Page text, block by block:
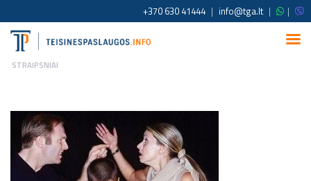
+370 630 41444 | info@tga.lt | |
STRAIPSNIAI